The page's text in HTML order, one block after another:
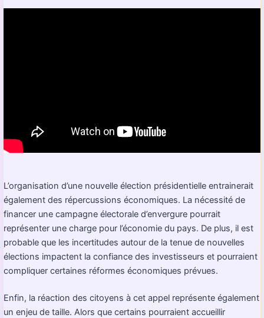
L’organisation d’une nouvelle élection présidentielle entrainerait
également des répercussions économiques. La nécessité de
financer une campagne électorale d’envergure pourrait
représenter une charge pour l’économie du pays. De plus, il est
probable que les incertitudes autour de la tenue de nouvelles
élections impactent la confiance des investisseurs et pourraient
compliquer certaines réformes économiques prévues.
Enfin, la réaction des citoyens à cet appel représente également
un enjeu de taille. Alors que certains pourraient accueillir